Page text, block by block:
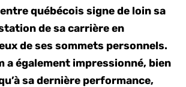
québécois signe de loin sa
de sa carrière en
de ses sommets personnels.
a également impressionné, bien
sa dernière performance,